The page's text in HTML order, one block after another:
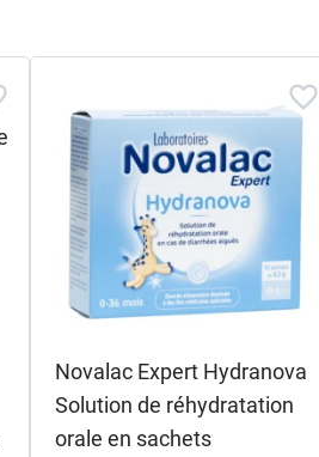
Novalac Expert Hydranova
Solution de réhydratation
orale en sachets